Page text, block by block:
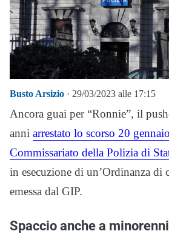
Busto Arsizio · 29/03/2023 alle 17:15
Ancora guai per “Ronnie”, il
anni arrestato lo scorso 20
Commissariato della Polizia di
in esecuzione di un’Ordinanza di
emessa dal GIP.
Spaccio anche a